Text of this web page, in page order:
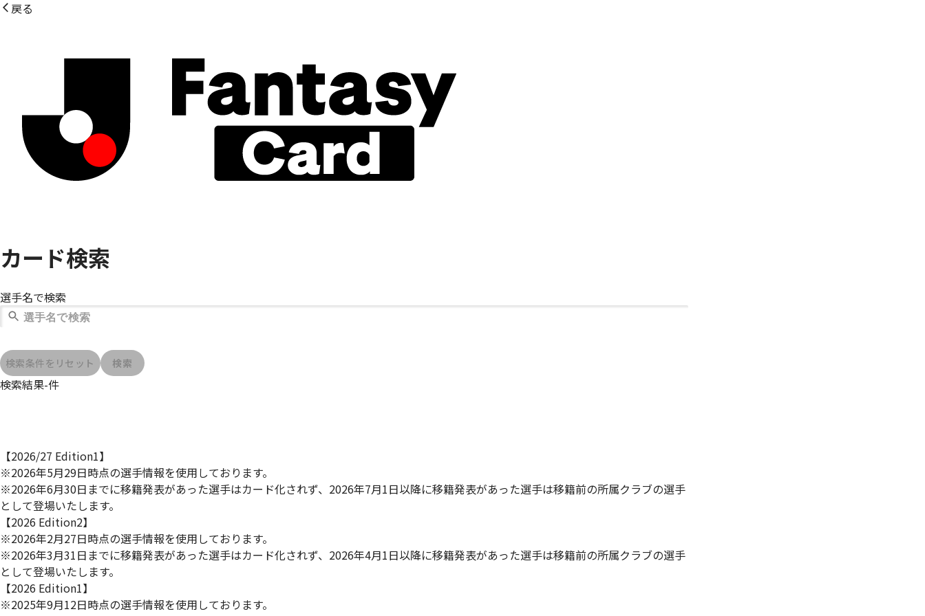
戻る
カード検索
選手名で検索
検索条件をリセット 検索
検索結果-件
【2026/27 Edition1】
※2026年5月29日時点の選手情報を使用しております。
※2026年6月30日までに移籍発表があった選手はカード化されず、2026年7月1日以降に移籍発表があった選手は移籍前の所属クラブの選手
として登場いたします。
【2026 Edition2】
※2026年2月27日時点の選手情報を使用しております。
※2026年3月31日までに移籍発表があった選手はカード化されず、2026年4月1日以降に移籍発表があった選手は移籍前の所属クラブの選手
として登場いたします。
【2026 Edition1】
※2025年9月12日時点の選手情報を使用しております。